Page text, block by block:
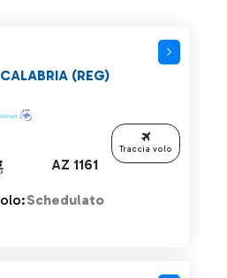
AZ 1161
(REG)
Schedulato
Traccia volo